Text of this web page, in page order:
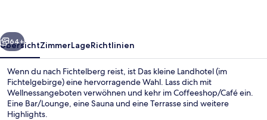
Weiter
64+
ÜbersichtZimmerLageRichtlinien
Wenn du nach Fichtelberg reist, ist Das kleine Landhotel (im
Fichtelgebirge) eine hervorragende Wahl. Lass dich mit
Wellnessangeboten verwöhnen und kehr im Coffeeshop/Café ein.
Eine Bar/Lounge, eine Sauna und eine Terrasse sind weitere
Highlights.